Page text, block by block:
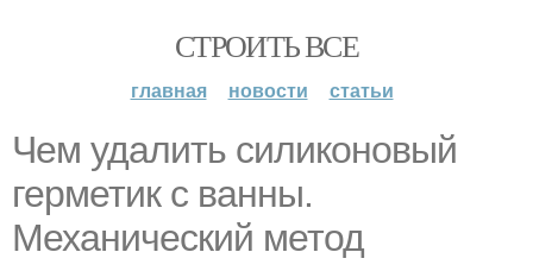
СТРОИТЬ ВСЕ
главная новости статьи
Чем удалить силиконовый
герметик с ванны.
Механический метод